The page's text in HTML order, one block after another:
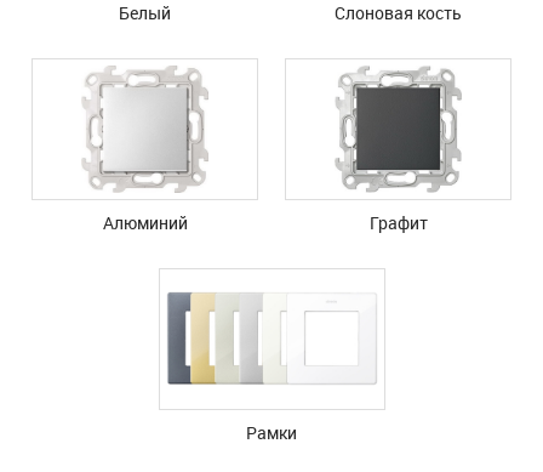
Белый Слоновая кость
Алюминий Графит
Рамки